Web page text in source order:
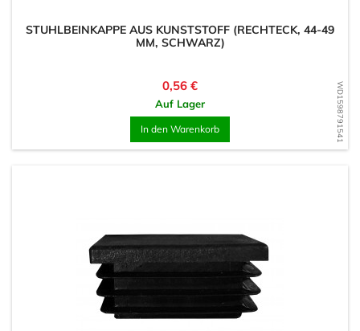
WD1598791541
STUHLBEINKAPPE AUS KUNSTSTOFF (RECHTECK, 44-49
MM, SCHWARZ)
Preis
0,56 €
Auf Lager
In den Warenkorb